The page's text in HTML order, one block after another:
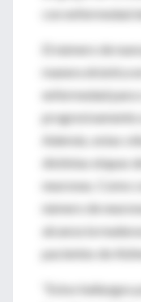
con enfermedad
El número de
manera drástica
enfermedad
progresivamente
Además, estas
distintas etapas
neuronas. Como
número de
alcanza la
pacientes de
“Estos